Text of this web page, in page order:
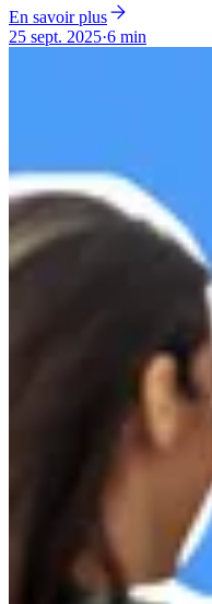
En savoir plus
25 sept. 2025·6 min